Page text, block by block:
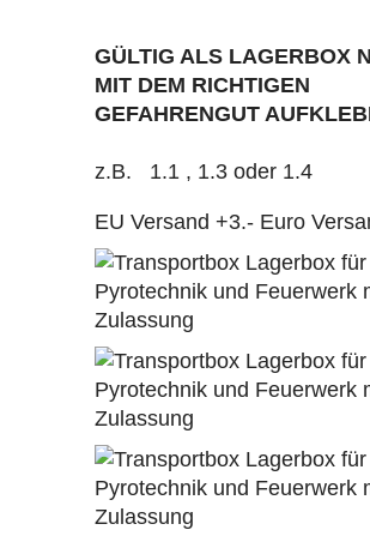
GÜLTIG ALS LAGERBOX
MIT DEM RICHTIGEN
GEFAHRENGUT
z.B. 1.1 , 1.3 oder 1.4
EU Versand +3.- Euro